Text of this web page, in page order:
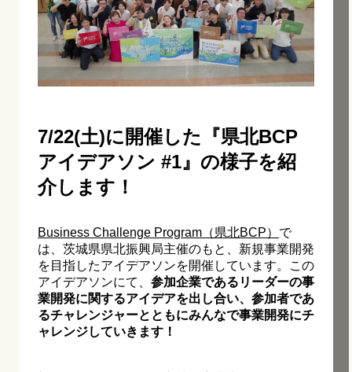
7/22(土)に開催した『県北BCP
アイデアソン #1』の様子を紹
介します！
Business Challenge Program（県北BCP） で
は、茨城県県北振興局主催のもと、新規事業開発
を目指したアイデアソンを開催しています。この
アイデアソンにて、 参加企業であるリーダーの事
業開発に関するアイデアを出し合い、参加者であ
るチャレンジャーとともにみんなで事業開発にチ
ャレンジしていきます！